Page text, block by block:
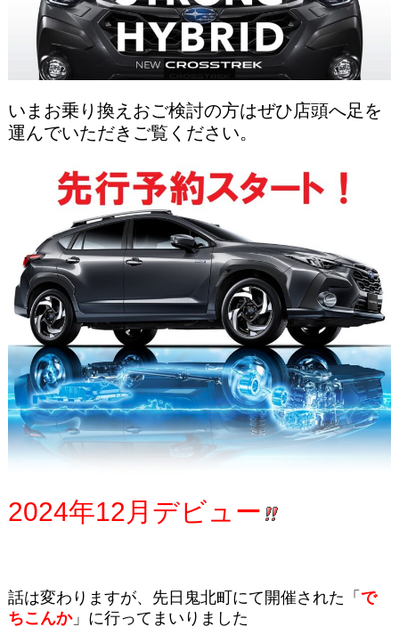
いまお乗り換えおご検討の方はぜひ店頭へ足を
運んでいただきご覧ください。
2024年12月デビュー
話は変わりますが、先日鬼北町にて開催された「 で
ちこんか」に行ってまいりました